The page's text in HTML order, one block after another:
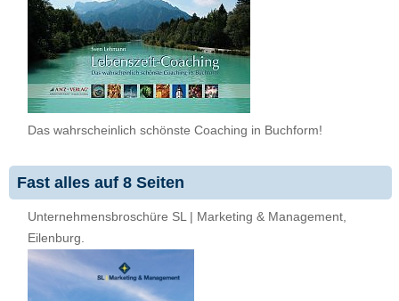
Das wahrscheinlich schönste Coaching in Buchform!
Fast alles auf 8 Seiten
Unternehmensbroschüre SL | Marketing & Management,
Eilenburg.